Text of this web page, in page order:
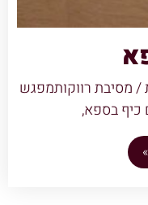
/ מסיבת רווקותמפגש
כיף בספא,